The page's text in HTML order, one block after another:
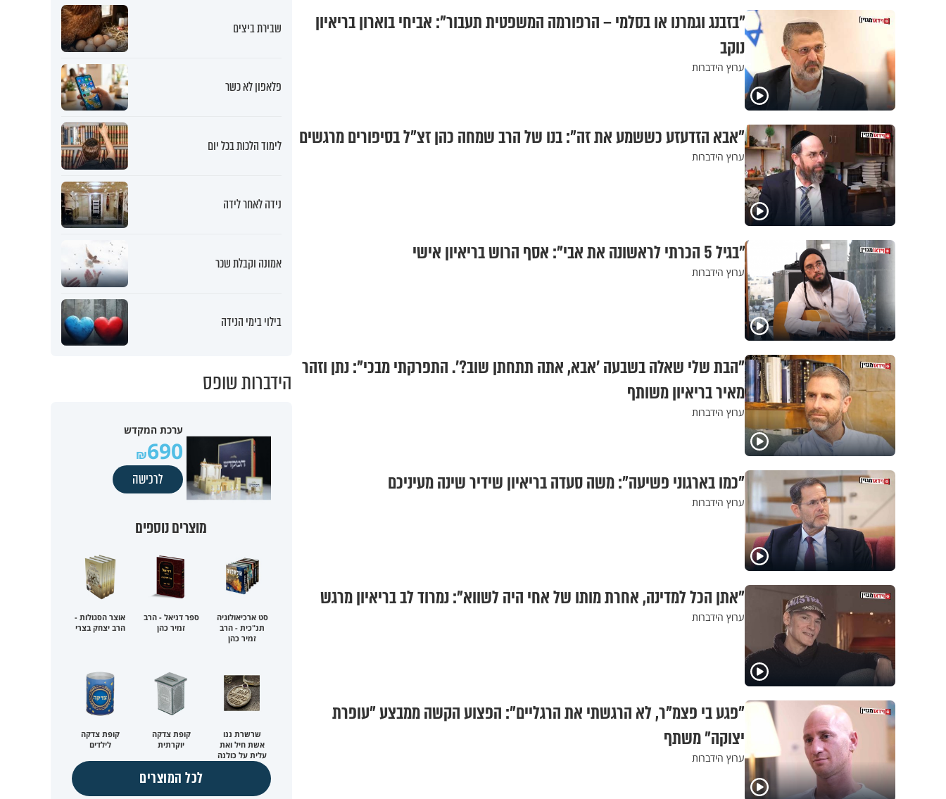
"בזבנג וגמרנו או בסלמי – הרפורמה המשפטית תעבור": אביחי בוארון בריאיון
נוקב
ערוץ הידברות
"אבא הזדעזע כששמע את זה": בנו של הרב שמחה כהן זצ"ל בסיפורים מרגשים
ערוץ הידברות
"בגיל 5 הכרתי לראשונה את אבי": אסף הרוש בריאיון אישי
ערוץ הידברות
"הבת שלי שאלה בשבעה ’אבא, אתה תתחתן שוב?’. התפרקתי מבכי": נתן וזהר
מאיר בריאיון משותף
ערוץ הידברות
"כמו בארגוני פשיעה": משה סעדה בריאיון שידיר שינה מעיניכם
ערוץ הידברות
"אתן הכל למדינה, אחרת מותו של אחי היה לשווא": נמרוד לב בריאיון מרגש
ערוץ הידברות
"פגע בי פצמ"ר, לא הרגשתי את הרגליים": הפצוע הקשה ממבצע "עופרת
יצוקה" משתף
ערוץ הידברות
שבירת ביצים
פלאפון לא כשר
לימוד הלכות בכל יום
נידה לאחר לידה
אמונה וקבלת שכר
בילוי בימי הנידה
הידברות שופס
ערכת המקדש
690
לרכישה
מוצרים נוספים
סט ארכיאולוגיה
תנ"כית - הרב
זמיר כהן
ספר דניאל - הרב
זמיר כהן
אוצר הסגולות -
הרב יצחק בצרי
שרשרת ננו
אשת חיל ואת
עלית על כולנה
קופת צדקה
יוקרתית
קופת צדקה
לילדים
לכל המוצרים